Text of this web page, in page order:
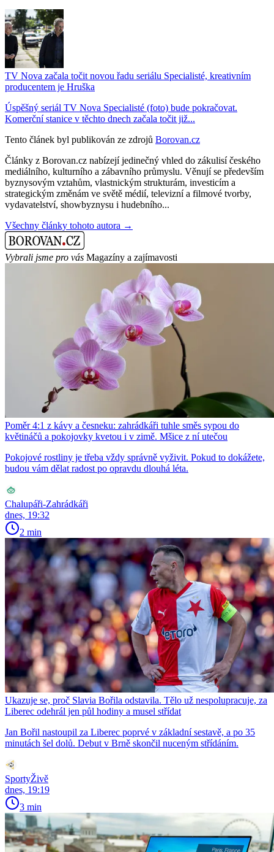
TV Nova začala točit novou řadu seriálu Specialisté, kreativním
producentem je Hruška
Úspěšný seriál TV Nova Specialisté (foto) bude pokračovat.
Komerční stanice v těchto dnech začala točit již...
Tento článek byl publikován ze zdrojů Borovan.cz
Články z Borovan.cz nabízejí jedinečný vhled do zákulisí českého
mediálního, kulturního a zábavního průmyslu. Věnují se především
byznysovým vztahům, vlastnickým strukturám, investicím a
strategickým změnám ve světě médií, televizní a filmové tvorby,
vydavatelství, showbyznysu i hudebního...
Všechny články tohoto autora →
Vybrali jsme pro vás Magazíny a zajímavosti
Poměr 4:1 z kávy a česneku: zahrádkáři tuhle směs sypou do
květináčů a pokojovky kvetou i v zimě. Mšice z ní utečou
Pokojové rostliny je třeba vždy správně vyživit. Pokud to dokážete,
budou vám dělat radost po opravdu dlouhá léta.
Chalupáři-Zahrádkáři
dnes, 19:32
2 min
Ukazuje se, proč Slavia Bořila odstavila. Tělo už nespolupracuje, za
Liberec odehrál jen půl hodiny a musel střídat
Jan Bořil nastoupil za Liberec poprvé v základní sestavě, a po 35
minutách šel dolů. Debut v Brně skončil nuceným střídáním.
SportyŽivě
dnes, 19:19
3 min